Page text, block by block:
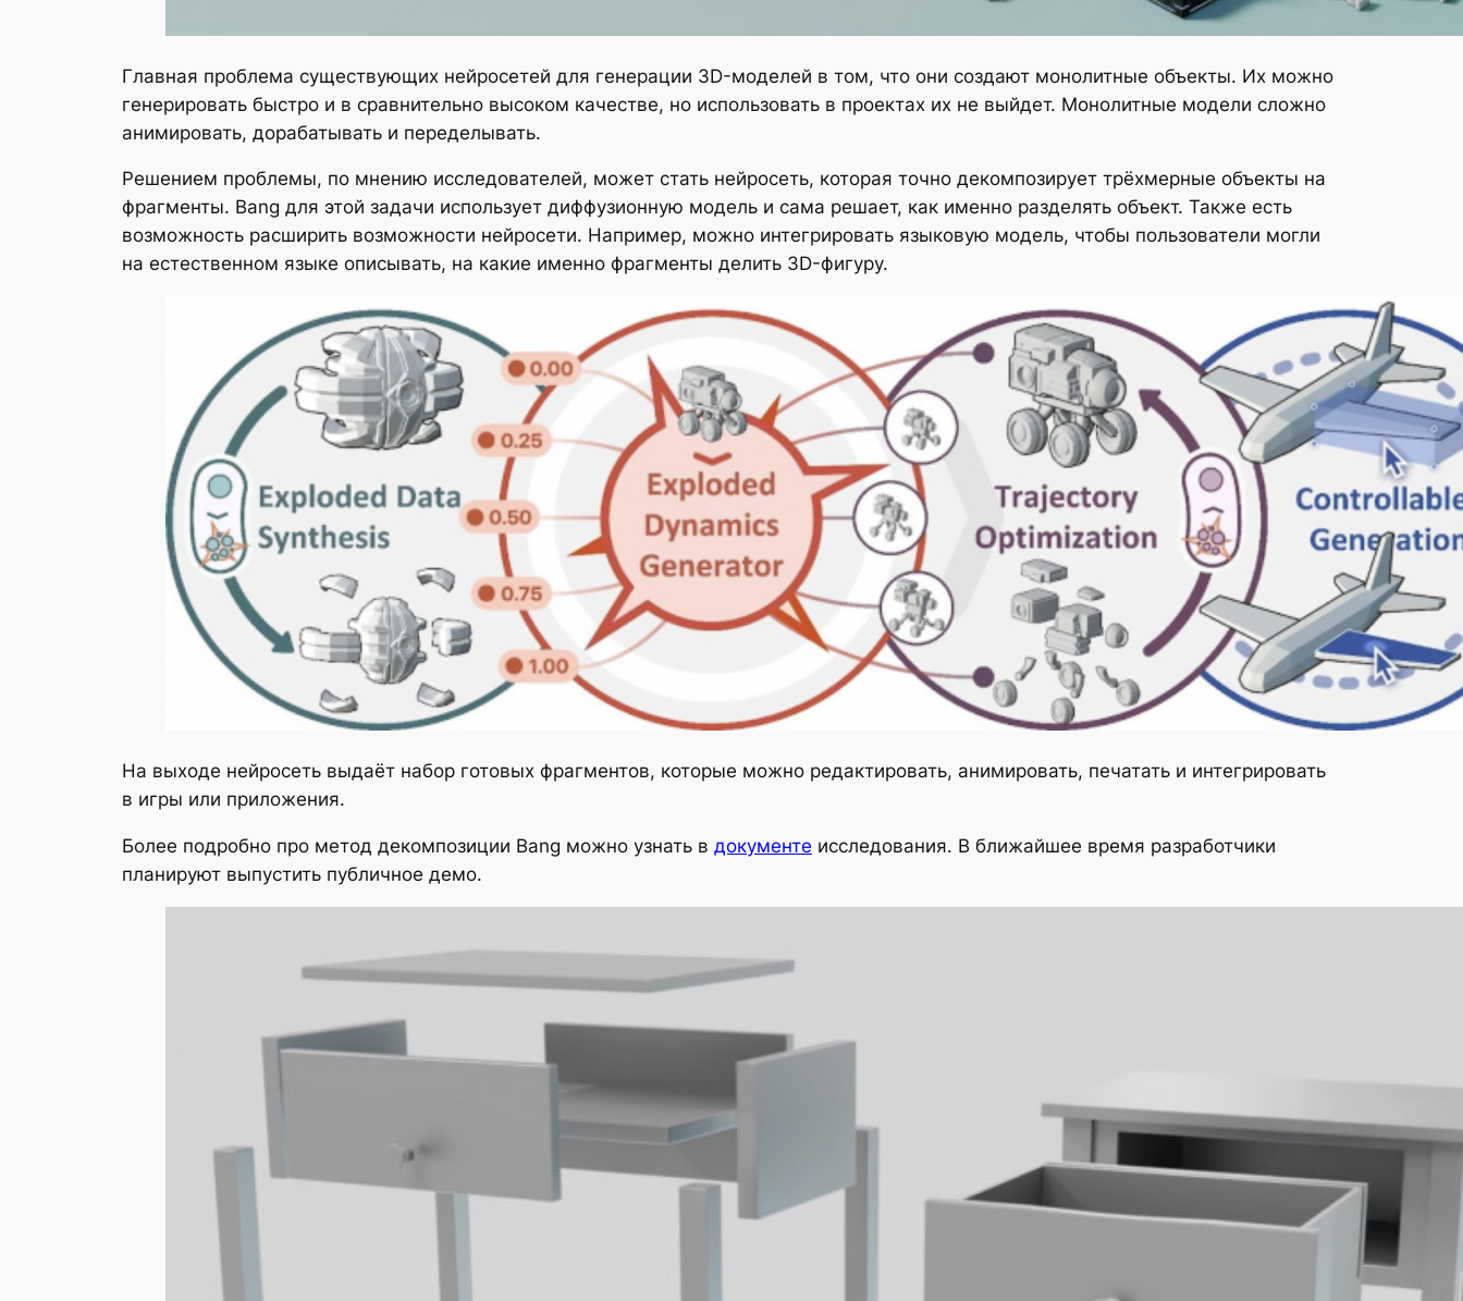
Главная проблема существующих нейросетей для генерации 3D-моделей в том, что они создают монолитные объекты. Их можно
генерировать быстро и в сравнительно высоком качестве, но использовать в проектах их не выйдет. Монолитные модели сложно
анимировать, дорабатывать и переделывать.
Решением проблемы, по мнению исследователей, может стать нейросеть, которая точно декомпозирует трёхмерные объекты на
фрагменты. Bang для этой задачи использует диффузионную модель и сама решает, как именно разделять объект. Также есть
возможность расширить возможности нейросети. Например, можно интегрировать языковую модель, чтобы пользователи могли
на естественном языке описывать, на какие именно фрагменты делить 3D-фигуру.
На выходе нейросеть выдаёт набор готовых фрагментов, которые можно редактировать, анимировать, печатать и интегрировать
в игры или приложения.
Более подробно про метод декомпозиции Bang можно узнать в документе исследования. В ближайшее время разработчики
планируют выпустить публичное демо.